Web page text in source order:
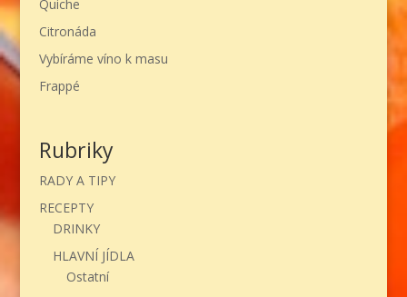
Quiche
Citronáda
Vybíráme víno k masu
Frappé
Rubriky
RADY A TIPY
RECEPTY
DRINKY
HLAVNÍ JÍDLA
Ostatní